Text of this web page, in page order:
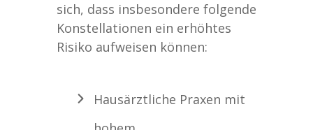
sich, dass insbesondere folgende
Konstellationen ein erhöhtes
Risiko aufweisen können:
Hausärztliche Praxen mit